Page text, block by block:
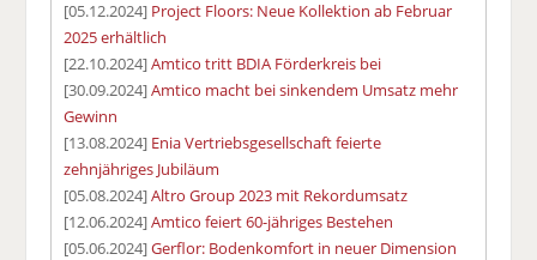
[05.12.2024] Project Floors: Neue Kollektion ab Februar
2025 erhältlich
[22.10.2024]Amtico tritt BDIA Förderkreis bei
[30.09.2024]Amtico macht bei sinkendem Umsatz mehr
Gewinn
[13.08.2024] Enia Vertriebsgesellschaft feierte
zehnjähriges Jubiläum
[05.08.2024]Altro Group 2023 mit Rekordumsatz
[12.06.2024]Amtico feiert 60-jähriges Bestehen
[05.06.2024]Gerflor: Bodenkomfort in neuer Dimension